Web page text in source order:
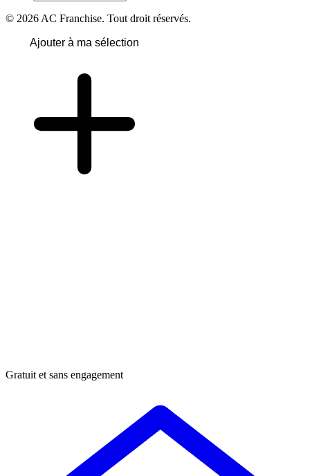
© 2026 AC Franchise. Tout droit réservés.
Ajouter à ma sélection
Gratuit et sans engagement